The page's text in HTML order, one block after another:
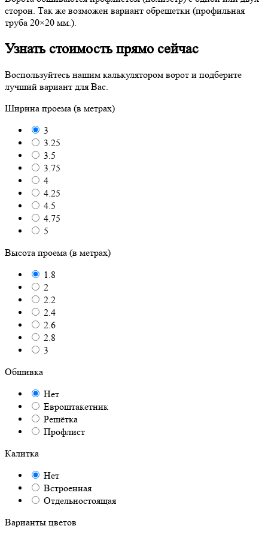
сторон. Так же возможен вариант обрешетки (профильная
труба 20×20 мм.).
Узнать стоимость прямо сейчас
Воспользуйтесь нашим калькулятором ворот и подберите
лучший вариант для Вас.
Ширина проема (в метрах)
3
3.25
3.5
3.75
4
4.25
4.5
4.75
5
Высота проема (в метрах)
1.8
2
2.2
2.4
2.6
2.8
3
Обшивка
Нет
Евроштакетник
Решётка
Профлист
Калитка
Нет
Встроенная
Отдельностоящая
Варианты цветов